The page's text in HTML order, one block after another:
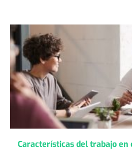
Características del trabajo en